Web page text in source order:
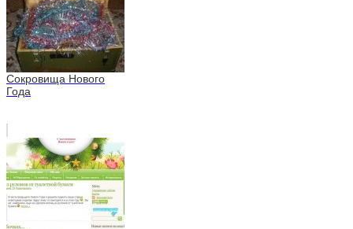
Сокровища Нового
Года